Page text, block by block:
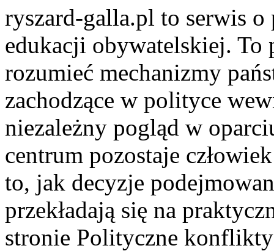
ryszard-galla.pl to serwis
edukacji obywatelskiej. To
rozumieć mechanizmy
zachodzące w polityce
niezależny pogląd w
centrum pozostaje
to, jak decyzje
przekładają się na
stronie Polityczne